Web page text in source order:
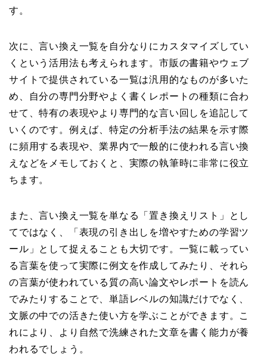
す。
次に、言い換え一覧を自分なりにカスタマイズしてい
くという活用法も考えられます。市販の書籍やウェブ
サイトで提供されている一覧は汎用的なものが多いた
め、自分の専門分野やよく書くレポートの種類に合わ
せて、特有の表現やより専門的な言い回しを追記して
いくのです。例えば、特定の分析手法の結果を示す際
に頻用する表現や、業界内で一般的に使われる言い換
えなどをメモしておくと、実際の執筆時に非常に役立
ちます。
また、言い換え一覧を単なる「置き換えリスト」とし
てではなく、「表現の引き出しを増やすための学習ツ
ール」として捉えることも大切です。一覧に載ってい
る言葉を使って実際に例文を作成してみたり、それら
の言葉が使われている質の高い論文やレポートを読ん
でみたりすることで、単語レベルの知識だけでなく、
文脈の中での活きた使い方を学ぶことができます。こ
れにより、より自然で洗練された文章を書く能力が養
われるでしょう。